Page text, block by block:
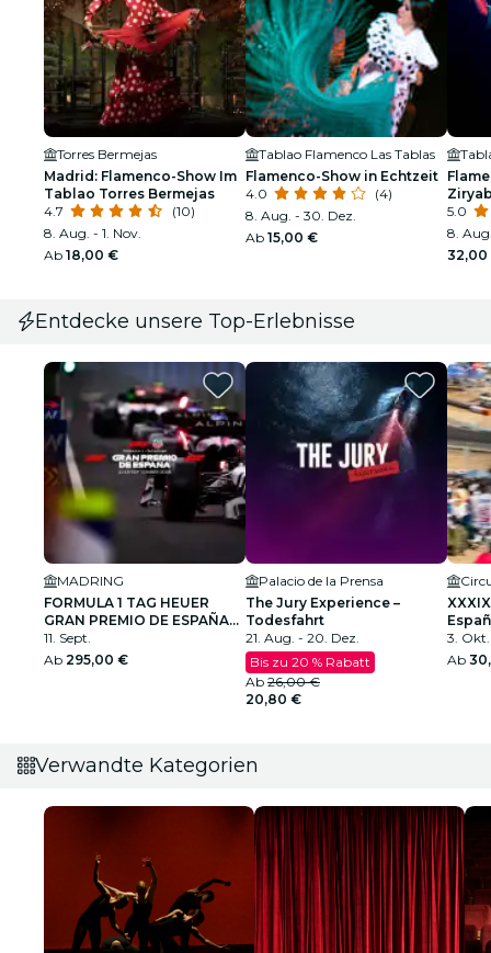
Torres Bermejas
Madrid: Flamenco-Show Im
Tablao Torres Bermejas
4.7
(10)
8. Aug. - 1. Nov.
Ab 18,00 €
Tablao Flamenco Las Tablas
Flamenco-Show in Echtzeit
4.0
(4)
8. Aug. - 30. Dez.
Ab 15,00 €
5.0
8.
32,00
Entdecke unsere Top-Erlebnisse
MADRING
FORMULA 1 TAG HEUER
GRAN PREMIO DE ESPAÑA
2026
11. Sept.
Ab 295,00 €
Palacio de la Prensa
The Jury Experience –
Todesfahrt
21. Aug. - 20. Dez.
Bis zu 20 % Rabatt
Ab 26,00 €
20,80 €
3. Okt.
Ab
Verwandte Kategorien